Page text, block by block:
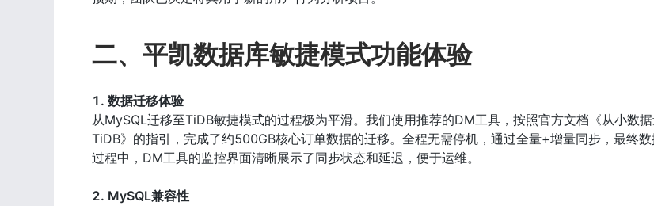
二、平凯数据库敏捷模式功能体验
1. 数据迁移体验
从MySQL迁移至TiDB敏捷模式的过程极为平滑。我们使用推荐的DM工具，按照官方文档《从小数
TiDB》的指引，完成了约500GB核心订单数据的迁移。全程无需停机，通过全量+增量同步，最终
过程中，DM工具的监控界面清晰展示了同步状态和延迟，便于运维。
2. MySQL兼容性